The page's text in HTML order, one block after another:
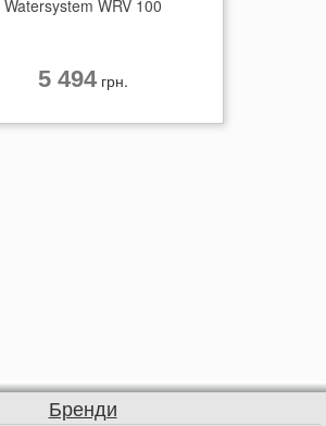
Watersystem WRV 100
5 494грн.
Бренди